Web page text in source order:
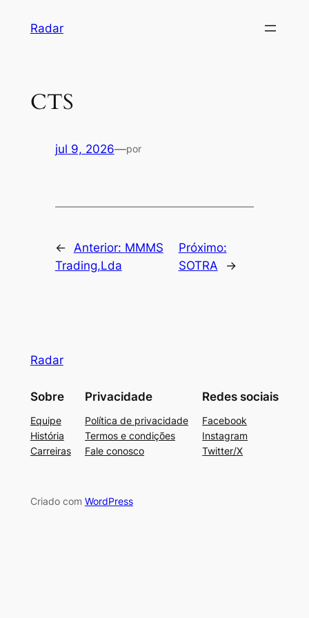
Radar
CTS
jul 9, 2026—por
← Anterior: MMMS
Trading,Lda
Próximo:
SOTRA
→
Radar
Sobre
Equipe
História
Carreiras
Privacidade
Política de privacidade
Termos e condições
Fale conosco
Redes sociais
Facebook
Instagram
Twitter/X
Criado com WordPress